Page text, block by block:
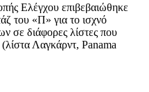
Ελέγχου επιβεβαιώθηκε
του «Π» για το ισχνό
σε διάφορες λίστες που
Λαγκάρντ, Panama